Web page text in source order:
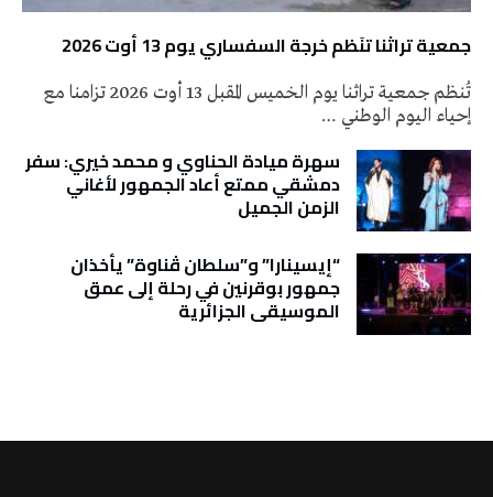
جمعية تراثنا تنَظم خرجة السفساري يوم 13 أوت 2026
تُنظم جمعية تراثنا يوم الخميس المقبل 13 أوت 2026 تزامنا مع
إحياء اليوم الوطني …
سهرة ميادة الحناوي و محمد خيري: سفر
دمشقي ممتع أعاد الجمهور لأغاني
الزمن الجميل
“إيسينارا” و”سلطان ڤناوة” يأخذان
جمهور بوقرنين في رحلة إلى عمق
الموسيقى الجزائرية